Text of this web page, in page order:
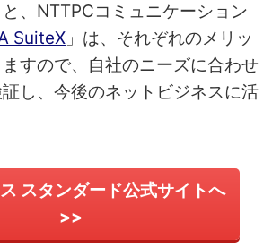
と、NTTPCコミュニケーション
SuiteX 」は、それぞれのメリッ
ますので、自社のニーズに合わせ
し、今後のネットビジネスに活
スタンダード公式サイトへ
>>